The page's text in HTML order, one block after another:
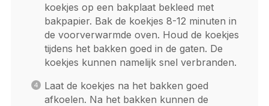
koekjes op een bakplaat bekleed met
bakpapier. Bak de koekjes 8-12 minuten in
de voorverwarmde oven. Houd de koekjes
tijdens het bakken goed in de gaten. De
koekjes kunnen namelijk snel verbranden.
Laat de koekjes na het bakken goed
afkoelen. Na het bakken kunnen de